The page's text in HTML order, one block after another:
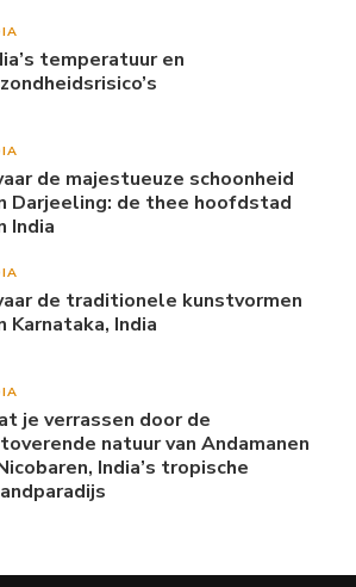
temperatuur en
de majestueuze schoonheid
Darjeeling: de thee hoofdstad
India
de traditionele kunstvormen
Karnataka, India
je verrassen door de
natuur van Andamanen
India’s tropische